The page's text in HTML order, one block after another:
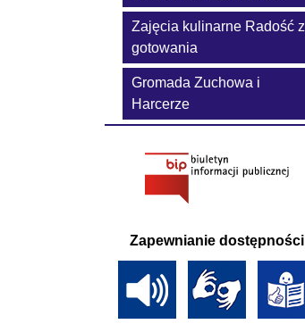
Zajęcia kulinarne Radość z
gotowania
Gromada Zuchowa i
Harcerze
Zapewnianie dostępności